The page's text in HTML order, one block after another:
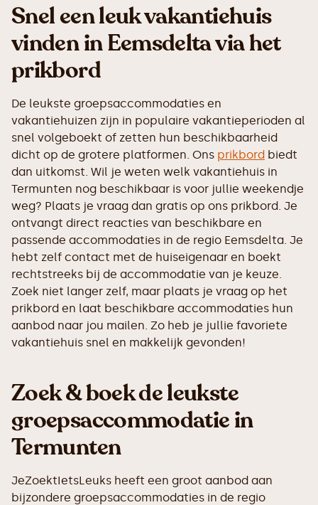
Snel een leuk vakantiehuis
vinden in Eemsdelta via het
prikbord
De leukste groepsaccommodaties en
vakantiehuizen zijn in populaire vakantieperioden al
snel volgeboekt of zetten hun beschikbaarheid
dicht op de grotere platformen. Ons prikbord biedt
dan uitkomst. Wil je weten welk vakantiehuis in
Termunten nog beschikbaar is voor jullie weekendje
weg? Plaats je vraag dan gratis op ons prikbord. Je
ontvangt direct reacties van beschikbare en
passende accommodaties in de regio Eemsdelta. Je
hebt zelf contact met de huiseigenaar en boekt
rechtstreeks bij de accommodatie van je keuze.
Zoek niet langer zelf, maar plaats je vraag op het
prikbord en laat beschikbare accommodaties hun
aanbod naar jou mailen. Zo heb je jullie favoriete
vakantiehuis snel en makkelijk gevonden!
Zoek & boek de leukste
groepsaccommodatie in
Termunten
JeZoektIetsLeuks heeft een groot aanbod aan
bijzondere groepsaccommodaties in de regio